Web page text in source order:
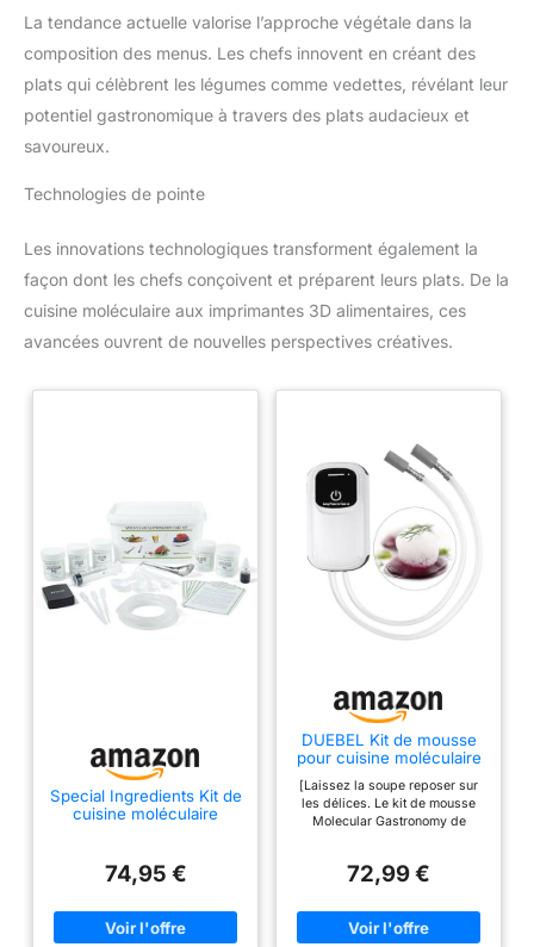
La tendance actuelle valorise l’approche végétale dans la
composition des menus. Les chefs innovent en créant des
plats qui célèbrent les légumes comme vedettes, révélant leur
potentiel gastronomique à travers des plats audacieux et
savoureux.
Technologies de pointe
Les innovations technologiques transforment également la
façon dont les chefs conçoivent et préparent leurs plats. De la
cuisine moléculaire aux imprimantes 3D alimentaires, ces
avancées ouvrent de nouvelles perspectives créatives.
Special Ingredients Kit de
cuisine moléculaire
74,95 €
DUEBEL Kit de mousse
pour cuisine moléculaire
de gastronomie - Batterie
rechargeable, portable et
efficace - Kit de
fabrication de mousse
cuisine créatif pour les
cuisines
[Laissez la soupe reposer sur
les délices. Le kit de mousse
Molecular Gastronomy de
avec une forme stable et
traditionnelle des baguettes de
cuisson. Matériau de qualité
72,99 €